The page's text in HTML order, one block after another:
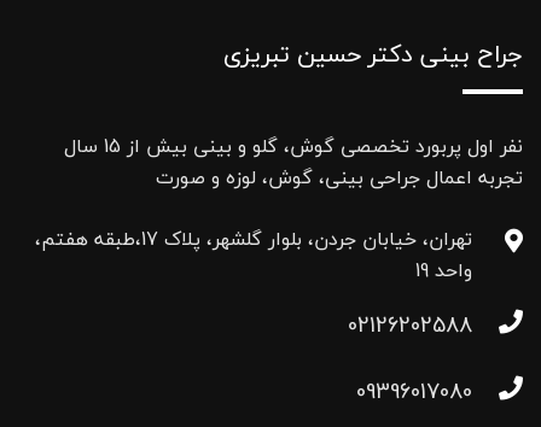
جراح بینی دکتر حسین تبریزی
نفر اول پربورد تخصصی گوش، گلو و بینی بیش از 15 سال
تجربه اعمال جراحی بینی، گوش، لوزه و صورت
تهران، خیابان جردن، بلوار گلشهر، پلاک 17،طبقه هفتم،
واحد 19
02126202588
09396017080